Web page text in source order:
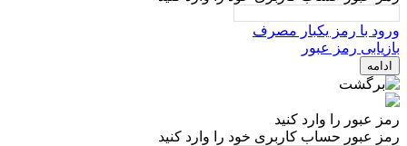
ورود با رمز یکبار مصرف
بازیابی رمز عبور
ادامه
رمز عبور را وارد کنید
رمز عبور حساب کاربری خود را وارد کنید